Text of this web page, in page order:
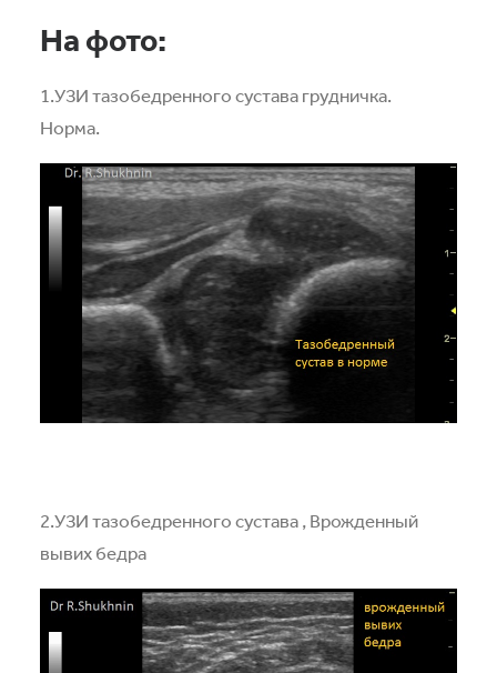
На фото:
1.УЗИ тазобедренного сустава грудничка.
Норма.
2.УЗИ тазобедренного сустава , Врожденный
вывих бедра